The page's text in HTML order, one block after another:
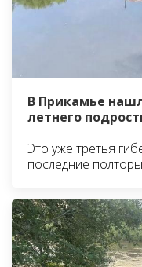
В Прикамье
летнего
Это уже третья
последние